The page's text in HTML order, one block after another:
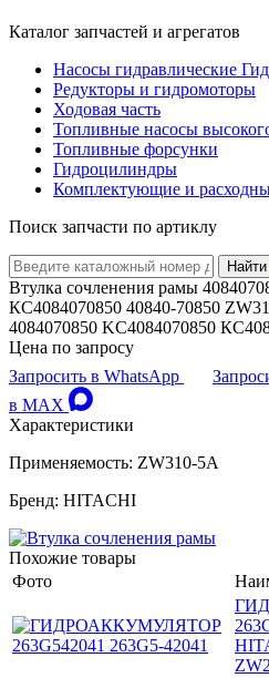
Каталог запчастей и агрегатов
Насосы гидравлические
Редукторы и гидромоторы
Ходовая часть
Топливные насосы
Топливные форсунки
Гидроцилиндры
Комплектующие и
Поиск запчасти по артиклу
Найти
Втулка сочленения рамы
КС4084070850 40840-70850
4084070850 KC4084070850
Цена по запросу
Запросить в WhatsApp
в MAX
Характеристики
Применяемость: ZW310-5A
Бренд: HITACHI
Похожие товары
Фото